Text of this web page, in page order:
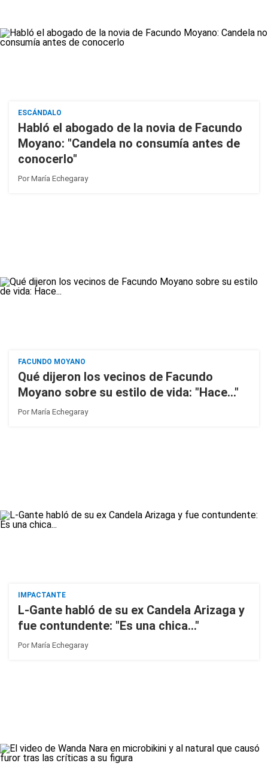
ESCÁNDALO
Habló el abogado de la novia de Facundo
Moyano: "Candela no consumía antes de
conocerlo"
PorMaría Echegaray
FACUNDO MOYANO
Qué dijeron los vecinos de Facundo
Moyano sobre su estilo de vida: "Hace..."
PorMaría Echegaray
IMPACTANTE
L-Gante habló de su ex Candela Arizaga y
fue contundente: "Es una chica..."
PorMaría Echegaray